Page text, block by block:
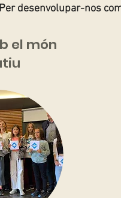
Per desenvolupar-nos
el món